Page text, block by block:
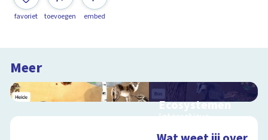
favoriet toevoegen embed
Meer
Ecosystemen
Interactieve